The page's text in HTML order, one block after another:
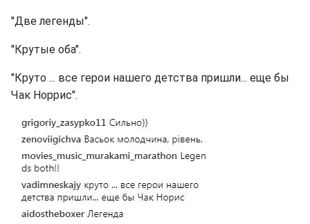
"Две легенды".
"Крутые оба".
"Круто ... все герои нашего детства пришли... еще бы
Чак Норрис".